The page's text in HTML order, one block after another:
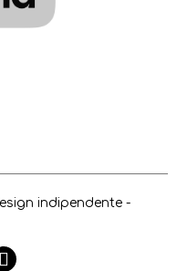
indipendente -